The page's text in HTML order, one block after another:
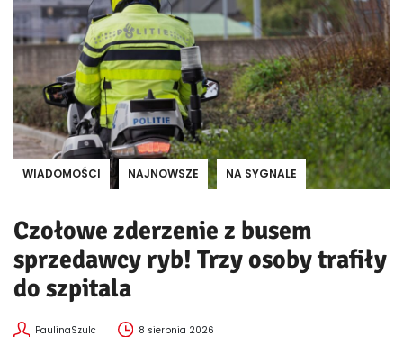
WIADOMOŚCI NAJNOWSZE NA SYGNALE
Czołowe zderzenie z busem
sprzedawcy ryb! Trzy osoby trafiły
do szpitala
PaulinaSzulc 8 sierpnia 2026